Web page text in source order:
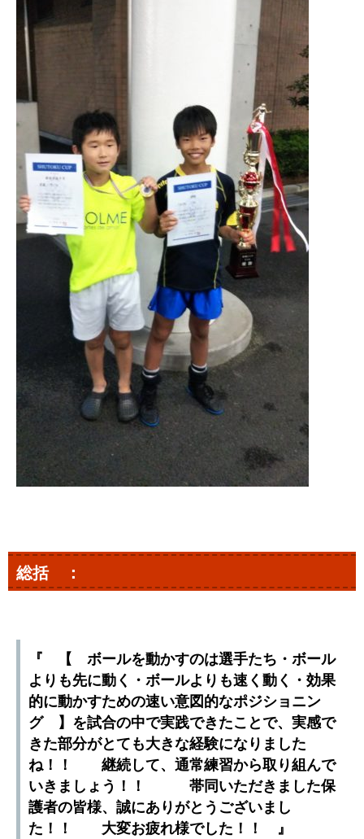
総括 ：
『 【 ボールを動かすのは選手たち・ボール
よりも先に動く・ボールよりも速く動く・効果
的に動かすための速い意図的なポジショニン
グ 】を試合の中で実践できたことで、実感で
きた部分がとても大きな経験になりました
ね！！ 継続して、通常練習から取り組んで
いきましょう！！ 帯同いただきました保
護者の皆様、誠にありがとうございまし
た！！ 大変お疲れ様でした！！ 』